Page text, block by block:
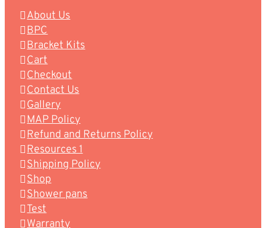
About Us
BPC
Bracket Kits
Cart
Checkout
Contact Us
Gallery
MAP Policy
Refund and Returns Policy
Resources 1
Shipping Policy
Shop
Shower pans
Test
Warranty